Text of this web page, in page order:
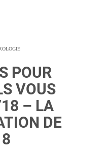
POUR
VOUS
– LA
DE